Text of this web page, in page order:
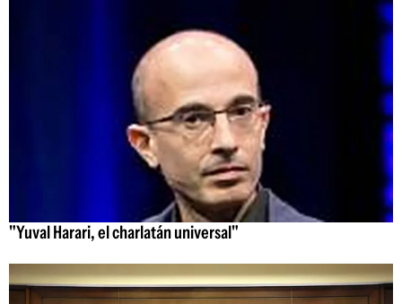
"Yuval Harari, el charlatán universal"